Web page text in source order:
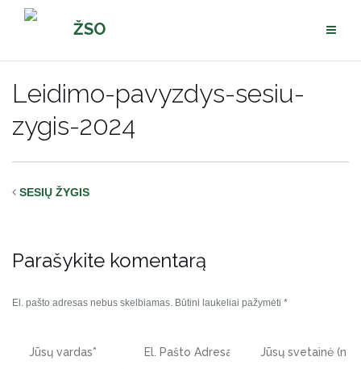
Pereiti
ŽSO
Leidimo-pavyzdys-sesiu-
zygis-2024
SESIŲ ŽYGIS
Parašykite komentarą
El. pašto adresas nebus skelbiamas. Būtini laukeliai pažymėti *